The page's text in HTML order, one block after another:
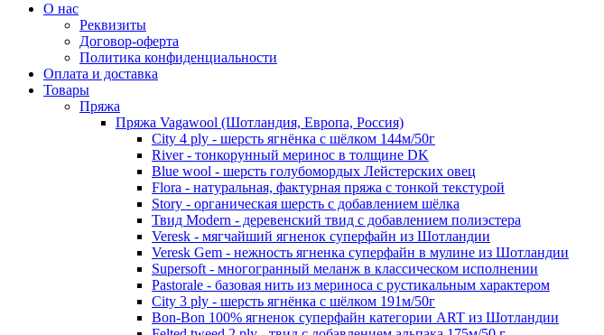
О нас
Реквизиты
Договор-оферта
Политика конфиденциальности
Оплата и доставка
Товары
Пряжа
Пряжа Vagawool (Шотландия, Европа, Россия)
City 4 ply - шерсть ягнёнка с шёлком 144м/50г
River - тонкорунный меринос в толщине DK
Blue wool - шерсть голубомордых Лейстерских овец
Flora - натуральная, фактурная пряжа с тонкой текстурой
Story - органическая шерсть с добавлением шёлка
Твид Modern - деревенский твид с добавлением полиэстера
Veresk - мягчайший ягненок суперфайн из Шотландии
Veresk Gem - нежность ягненка суперфайн в мулине из Шотландии
Supersoft - многогранный меланж в классическом исполнении
Pastorale - базовая нить из мериноса с рустикальным характером
City 3 ply - шерсть ягнёнка с шёлком 191м/50г
Bon-Bon 100% ягненок суперфайн категории ART из Шотландии